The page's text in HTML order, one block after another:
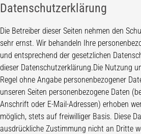
Datenschutzerklärung
Die Betreiber dieser Seiten nehmen den
sehr ernst. Wir behandeln Ihre
und entsprechend der gesetzlichen
dieser Datenschutzerklärung.Die Nutzung
Regel ohne Angabe personenbezogener
unseren Seiten personenbezogene Daten
Anschrift oder E-Mail-Adressen) erhoben
möglich, stets auf freiwilliger Basis. Diese
ausdrückliche Zustimmung nicht an Dritte